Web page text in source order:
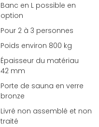
Banc en L possible en
option
Pour 2 à 3 personnes
Poids environ 800 kg
Épaisseur du matériau
42 mm
Porte de sauna en verre
bronze
Livré non assemblé et non
traité